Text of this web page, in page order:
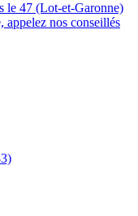
le 47 (Lot-et-Garonne)
nos conseillés